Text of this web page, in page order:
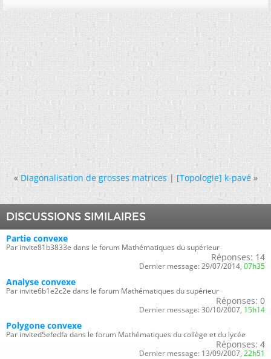
« Diagonalisation de grosses matrices|[Topologie] k-pavé »
DISCUSSIONS SIMILAIRES
Partie convexe
Par invite81b3833e dans le forum Mathématiques du supérieur
Réponses: 14
Dernier message: 29/07/2014, 07h35
Analyse convexe
Par invite6b1e2c2e dans le forum Mathématiques du supérieur
Réponses: 0
Dernier message: 30/10/2007, 15h14
Polygone convexe
Par invited5efedfa dans le forum Mathématiques du collège et du lycée
Réponses: 4
Dernier message: 13/09/2007, 22h51